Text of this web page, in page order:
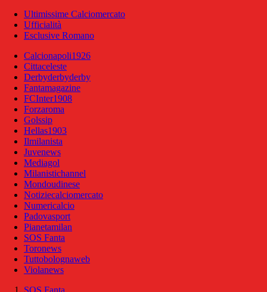
Ultimissime Calciomercato
Ufficialità
Esclusive Romano
Calcionapoli1926
Cittaceleste
Derbyderbyderby
Fantamagazine
FCInter1908
Forzaroma
Golssip
Hellas1903
Ilmilanista
Juvenews
Mediagol
Milanistichannel
Mondoudinese
Notiziecalciomercato
Numericalcio
Padovasport
Pianetamilan
SOS Fanta
Toronews
Tuttobolognaweb
Violanews
SOS Fanta